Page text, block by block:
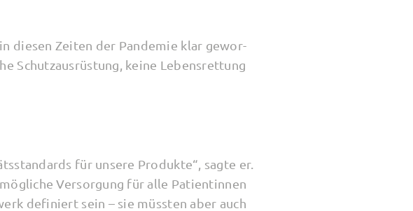
diesen Zeiten der Pandemie klar ge­wor­
Schutzausrüstung, keine Lebens­rettung
für unsere Produkte“, sagte er.
Versorgung für alle Patien­tinnen
definiert sein – sie müssten aber auch